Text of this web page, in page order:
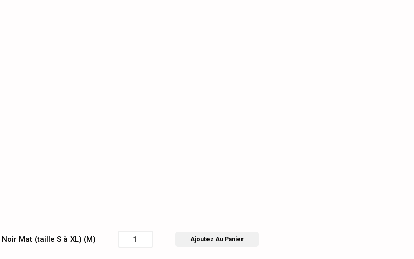
Mat (taille S à XL) (M) Ajoutez Au Panier